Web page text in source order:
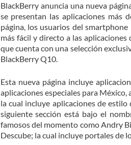
BlackBerry anuncia una nueva
se presentan las aplicaciones más
página, los usuarios del
más fácil y directo a las
que cuenta con una selección
BlackBerry Q10.
Esta nueva página incluye
aplicaciones especiales para
la cual incluye aplicaciones de
siguiente sección está bajo el
famosos del momento como Andry
Descube; la cual incluye portales de